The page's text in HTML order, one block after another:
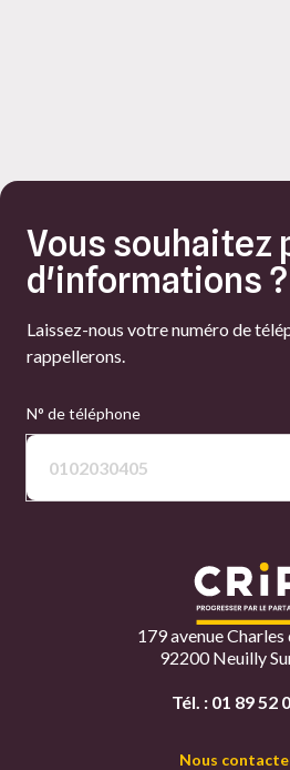
Vous souhaitez
d'informations ?
Laissez-nous votre numéro de
rappellerons.
N° de téléphone
179 avenue Charles
92200 Neuilly
Tél. : 01 89 52
Nous